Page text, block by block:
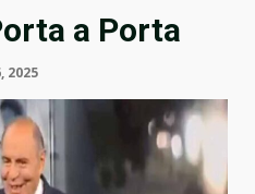
a Porta
2025